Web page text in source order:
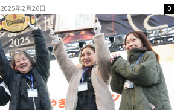
2025年2月26日 0